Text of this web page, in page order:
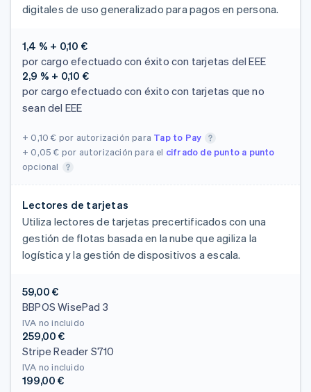
digitales de uso generalizado para pagos en persona.
1,4 % + 0,10 €
por cargo efectuado con éxito con tarjetas del EEE
2,9 % + 0,10 €
por cargo efectuado con éxito con tarjetas que no
sean del EEE
+ 0,10 € por autorización para Tap to Pay
+ 0,05 € por autorización para el cifrado de punto a punto
opcional
Lectores de tarjetas
Utiliza lectores de tarjetas precertificados con una
gestión de flotas basada en la nube que agiliza la
logística y la gestión de dispositivos a escala.
59,00 €
BBPOS WisePad 3
IVA no incluido
259,00 €
Stripe Reader S710
IVA no incluido
199,00 €